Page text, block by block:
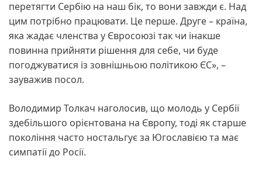
перетягти Сербію на наш бік, то вони завжди є. Над
цим потрібно працювати. Це перше. Друге – країна,
яка жадає членства у Євросоюзі так чи інакше
повинна прийняти рішення для себе, чи буде
погоджуватися із зовнішньою політикою ЄС», –
зауважив посол.
Володимир Толкач наголосив, що молодь у Сербії
здебільшого орієнтована на Європу, тоді як старше
покоління часто ностальгує за Югославією та має
симпатії до Росії.